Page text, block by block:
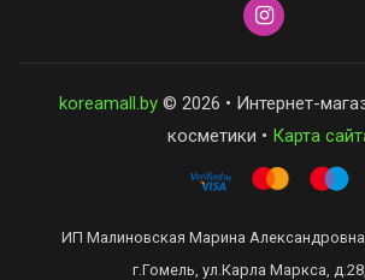
koreamall.by© 2026 • Интернет-
косметики • Карта
ИП Малиновская Марина
г.Гомель, ул.Карла Маркса,